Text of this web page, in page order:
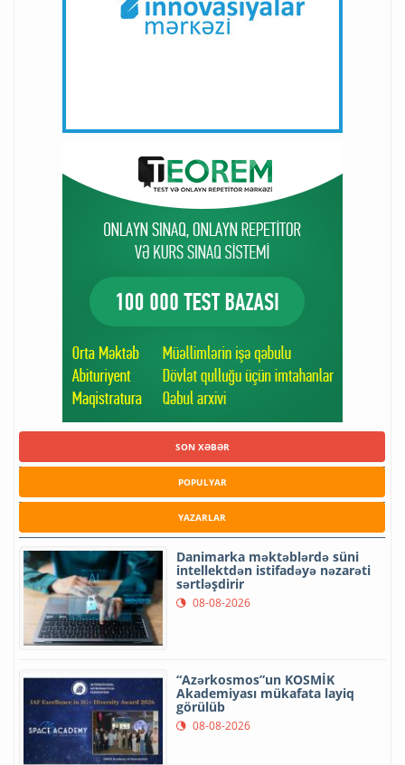
SON XƏBƏR
POPULYAR
YAZARLAR
Danimarka məktəblərdə süni
intellektdən istifadəyə nəzarəti
sərtləşdirir
08-08-2026
“Azərkosmos”un KOSMİK
Akademiyası mükafata layiq
görülüb
08-08-2026